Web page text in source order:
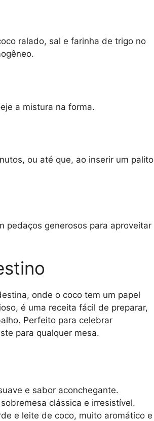
ralado, sal e farinha de trigo no
a mistura na forma.
ou até que, ao inserir um palito
pedaços generosos para aproveitar
onde o coco tem um papel
é uma receita fácil de preparar,
Perfeito para celebrar
para qualquer mesa.
e sabor aconchegante.
clássica e irresistível.
e leite de coco, muito aromático e